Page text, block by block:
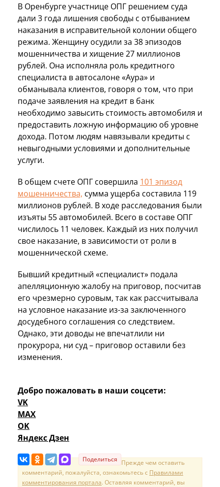
В Оренбурге участнице ОПГ решением суда
дали 3 года лишения свободы с отбыванием
наказания в исправительной колонии общего
режима. Женщину осудили за 38 эпизодов
мошенничества и хищение 27 миллионов
рублей. Она исполняла роль кредитного
специалиста в автосалоне «Аура» и
обманывала клиентов, говоря о том, что при
подаче заявления на кредит в банк
необходимо завысить стоимость автомобиля и
предоставить ложную информацию об уровне
дохода. Потом людям навязывали кредиты с
невыгодными условиями и дополнительные
услуги.
В общем счете ОПГ совершила 101 эпизод
мошенничества, сумма ущерба составила 119
миллионов рублей. В ходе расследования были
изъяты 55 автомобилей. Всего в составе ОПГ
числилось 11 человек. Каждый из них получил
свое наказание, в зависимости от роли в
мошеннической схеме.
Бывший кредитный «специалист» подала
апелляционную жалобу на приговор, посчитав
его чрезмерно суровым, так как рассчитывала
на условное наказание из-за заключенного
досудебного соглашения со следствием.
Однако, эти доводы не впечатлили ни
прокурора, ни суд – приговор оставили без
изменения.
Добро пожаловать в наши соцсети:
VK
MAX
OK
Яндекс Дзен
Поделиться Прежде чем оставить
комментарий, пожалуйста, ознакомьтесь с Правилами
комментирования портала. Оставляя комментарий, вы